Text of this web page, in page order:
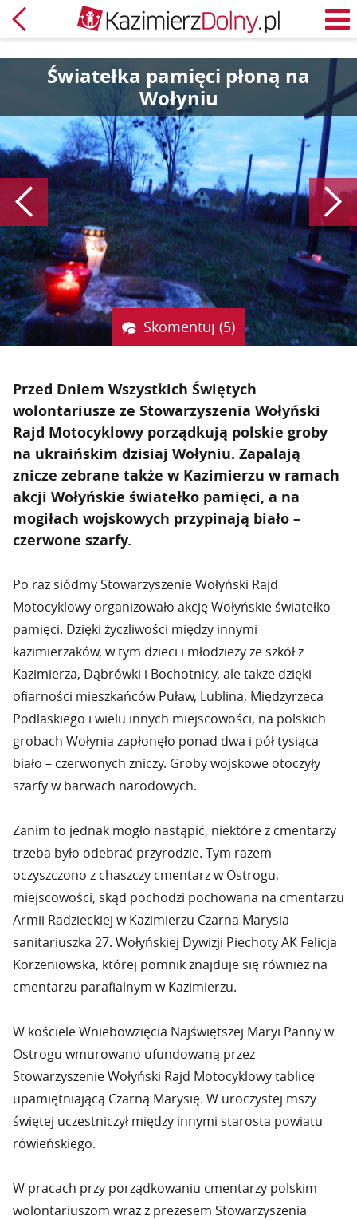
Powrót
Światełka pamięci płoną na
Wołyniu
Poprzedni
Skomentuj (5)
Przed Dniem Wszystkich Świętych
wolontariusze ze Stowarzyszenia Wołyński
Rajd Motocyklowy porządkują polskie groby
na ukraińskim dzisiaj Wołyniu. Zapalają
znicze zebrane także w Kazimierzu w ramach
akcji Wołyńskie światełko pamięci, a na
mogiłach wojskowych przypinają biało –
czerwone szarfy.
Po raz siódmy Stowarzyszenie Wołyński Rajd
Motocyklowy organizowało akcję Wołyńskie światełko
pamięci. Dzięki życzliwości między innymi
kazimierzaków, w tym dzieci i młodzieży ze szkół z
Kazimierza, Dąbrówki i Bochotnicy, ale także dzięki
ofiarności mieszkańców Puław, Lublina, Międzyrzeca
Podlaskiego i wielu innych miejscowości, na polskich
grobach Wołynia zapłonęło ponad dwa i pół tysiąca
biało – czerwonych zniczy. Groby wojskowe otoczyły
szarfy w barwach narodowych.
Zanim to jednak mogło nastąpić, niektóre z cmentarzy
trzeba było odebrać przyrodzie. Tym razem
oczyszczono z chaszczy cmentarz w Ostrogu,
miejscowości, skąd pochodzi pochowana na cmentarzu
Armii Radzieckiej w Kazimierzu Czarna Marysia –
sanitariuszka 27. Wołyńskiej Dywizji Piechoty AK Felicja
Korzeniowska, której pomnik znajduje się również na
cmentarzu parafialnym w Kazimierzu.
W kościele Wniebowzięcia Najświętszej Maryi Panny w
Ostrogu wmurowano ufundowaną przez
Stowarzyszenie Wołyński Rajd Motocyklowy tablicę
upamiętniającą Czarną Marysię. W uroczystej mszy
świętej uczestniczył między innymi starosta powiatu
rówieńskiego.
W pracach przy porządkowaniu cmentarzy polskim
wolontariuszom wraz z prezesem Stowarzyszenia